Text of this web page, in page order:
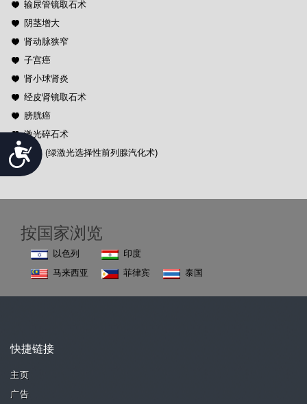
Accessibility
输尿管镜取石术
阴茎增大
肾动脉狭窄
子宫癌
肾小球肾炎
经皮肾镜取石术
膀胱癌
激光碎石术
PVP (绿激光选择性前列腺汽化术)
按国家浏览
以色列
马来西亚
印度
菲律宾
泰国
快捷链接
主页
广告